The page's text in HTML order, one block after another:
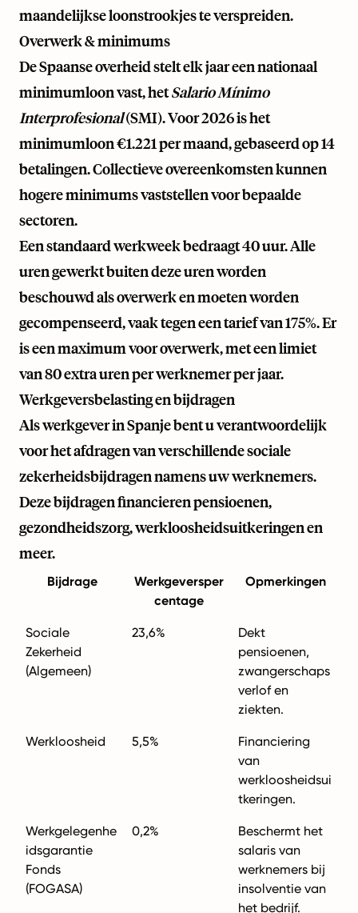
maandelijkse loonstrookjes te verspreiden.
Overwerk & minimums
De Spaanse overheid stelt elk jaar een nationaal
minimumloon vast, hetSalario Mínimo
Interprofesional(SMI). Voor 2026 is het
minimumloon €1.221 per maand, gebaseerd op 14
betalingen. Collectieve overeenkomsten kunnen
hogere minimums vaststellen voor bepaalde
sectoren.
Een standaard werkweek bedraagt 40 uur. Alle
uren gewerkt buiten deze uren worden
beschouwd als overwerk en moeten worden
gecompenseerd, vaak tegen een tarief van 175%. Er
is een maximum voor overwerk, met een limiet
van 80 extra uren per werknemer per jaar.
Werkgeversbelasting en bijdragen
Als werkgever in Spanje bent u verantwoordelijk
voor het afdragen van verschillende sociale
zekerheidsbijdragen namens uw werknemers.
Deze bijdragen financieren pensioenen,
gezondheidszorg, werkloosheidsuitkeringen en
meer.
Bijdrage
Werkgeversper
centage
Opmerkingen
Sociale
Zekerheid
(Algemeen)
23,6%
Dekt
pensioenen,
zwangerschaps
verlof en
ziekten.
Werkloosheid 5,5%
Financiering
van
werkloosheidsui
tkeringen.
Werkgelegenhe
idsgarantie
Fonds
(FOGASA)
0,2%
Beschermt het
salaris van
werknemers bij
insolventie van
het bedrijf.